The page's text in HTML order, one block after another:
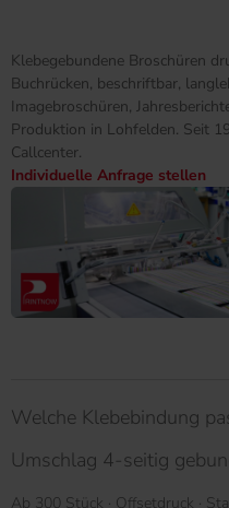
Klebegebundene Broschüren
Buchrücken, beschriftbar,
Imagebroschüren,
Produktion in Lohfelden. Seit
Callcenter.
Individuelle Anfrage stellen
Welche Klebebindung
Umschlag 4-seitig
Ab 300 Stück · Offsetdruck ·